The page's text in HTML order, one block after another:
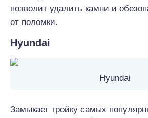
позволит удалить камни и
от поломки.
Hyundai
Hyundai
Замыкает тройку самых